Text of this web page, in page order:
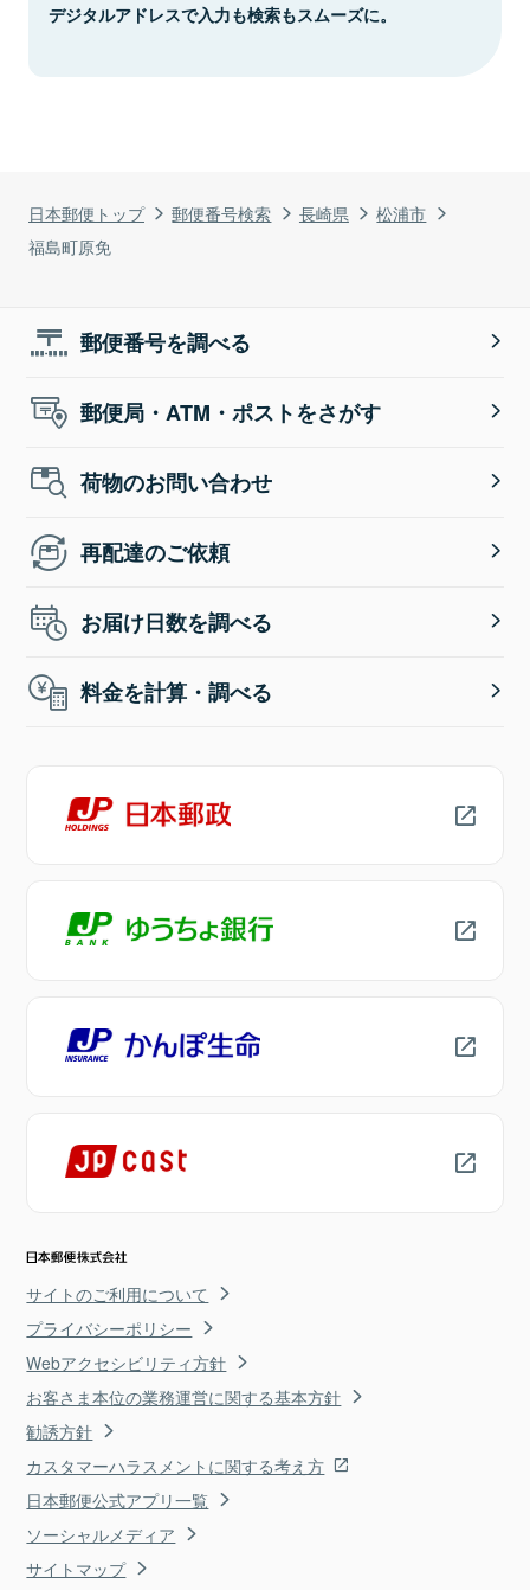
日本郵便トップ 郵便番号検索 長崎県
松浦市
福島町原免
デジタルアドレスで入力も検索もスムーズに。
郵便番号を調べる
郵便局・ATM・ポストをさがす
荷物のお問い合わせ
再配達のご依頼
お届け日数を調べる
料金を計算・調べる
サイトのご利用について
プライバシーポリシー
Webアクセシビリティ方針
お客さま本位の業務運営に関する基本方針
勧誘方針
カスタマーハラスメントに関する考え方
日本郵便公式アプリ一覧
ソーシャルメディア
サイトマップ